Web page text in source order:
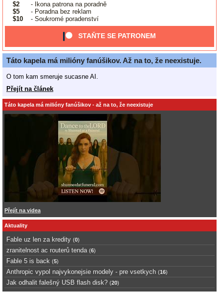
$2
- Ikona patrona na poradně
$5
- Poradna bez reklam
$10
- Soukromé poradenství
STAŇTE SE PATRONEM
Táto kapela má milióny fanúšikov. Až na to, že neexistuje.
O tom kam smeruje sucasne AI.
Přejít na článek
Táto kapela má milióny fanúšikov - až na to, že neexistuje
Přejít na videa
Aktuality
Fable uz len za kredity (0)
zranitelnost ac routerů tenda (6)
Fable 5 is back (5)
Anthropic vypol najvykonejsie modely - pre vsetkych (16)
Jak odhalit falešný USB flash disk? (20)